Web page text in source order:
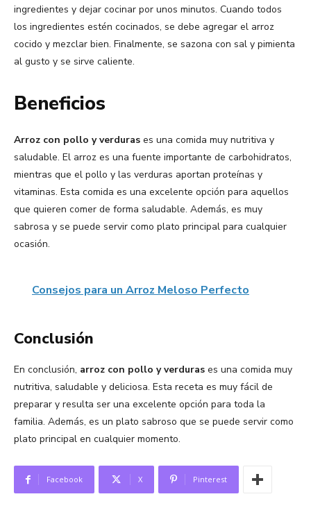
ingredientes y dejar cocinar por unos minutos. Cuando todos
los ingredientes estén cocinados, se debe agregar el arroz
cocido y mezclar bien. Finalmente, se sazona con sal y pimienta
al gusto y se sirve caliente.
Beneficios
Arroz con pollo y verduras es una comida muy nutritiva y
saludable. El arroz es una fuente importante de carbohidratos,
mientras que el pollo y las verduras aportan proteínas y
vitaminas. Esta comida es una excelente opción para aquellos
que quieren comer de forma saludable. Además, es muy
sabrosa y se puede servir como plato principal para cualquier
ocasión.
Consejos para un Arroz Meloso Perfecto
Conclusión
En conclusión, arroz con pollo y verduras es una comida muy
nutritiva, saludable y deliciosa. Esta receta es muy fácil de
preparar y resulta ser una excelente opción para toda la
familia. Además, es un plato sabroso que se puede servir como
plato principal en cualquier momento.
Facebook X Pinterest